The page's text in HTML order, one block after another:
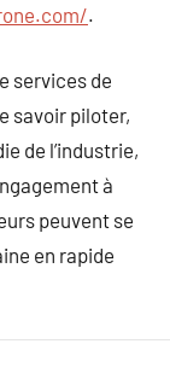
.
services de
savoir piloter,
de l’industrie,
à
peuvent se
en rapide